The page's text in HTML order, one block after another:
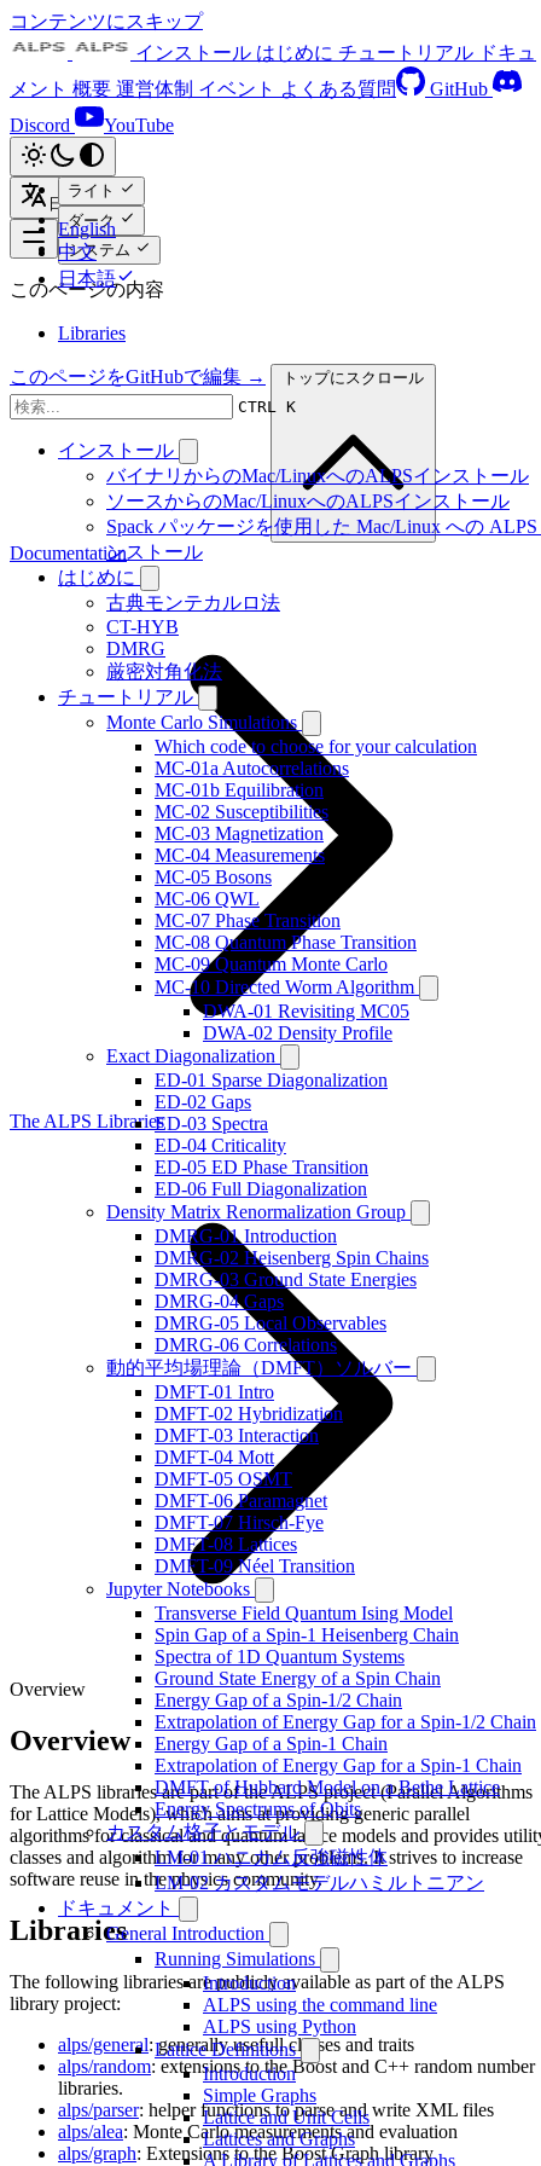
コンテンツにスキップ
インストール はじめに チュートリアル ドキュ
メント 概要 運営体制 イベント よくある質問
GitHub
Discord
YouTube
ライト
ダーク
システム
日本語
English
中文
日本語
CTRL K
インストール
バイナリからのMac/LinuxへのALPSインストール
ソースからのMac/LinuxへのALPSインストール
Spack パッケージを使用した Mac/Linux への
ンストール
はじめに
古典モンテカルロ法
CT-HYB
DMRG
厳密対角化法
チュートリアル
Monte Carlo Simulations
Which code to choose for your calculation
MC-01a Autocorrelations
MC-01b Equilibration
MC-02 Susceptibilities
MC-03 Magnetization
MC-04 Measurements
MC-05 Bosons
MC-06 QWL
MC-07 Phase Transition
MC-08 Quantum Phase Transition
MC-09 Quantum Monte Carlo
MC-10 Directed Worm Algorithm
DWA-01 Revisiting MC05
DWA-02 Density Profile
Exact Diagonalization
ED-01 Sparse Diagonalization
ED-02 Gaps
ED-03 Spectra
ED-04 Criticality
ED-05 ED Phase Transition
ED-06 Full Diagonalization
Density Matrix Renormalization Group
DMRG-01 Introduction
DMRG-02 Heisenberg Spin Chains
DMRG-03 Ground State Energies
DMRG-04 Gaps
DMRG-05 Local Observables
DMRG-06 Correlations
動的平均場理論（DMFT）ソルバー
DMFT-01 Intro
DMFT-02 Hybridization
DMFT-03 Interaction
DMFT-04 Mott
DMFT-05 OSMT
DMFT-06 Paramagnet
DMFT-07 Hirsch-Fye
DMFT-08 Lattices
DMFT-09 Néel Transition
Jupyter Notebooks
Transverse Field Quantum Ising Model
Spin Gap of a Spin-1 Heisenberg Chain
Spectra of 1D Quantum Systems
Ground State Energy of a Spin Chain
Energy Gap of a Spin-1/2 Chain
Extrapolation of Energy Gap for a Spin-1/2 Chain
Energy Gap of a Spin-1 Chain
Extrapolation of Energy Gap for a Spin-1 Chain
DMFT of Hubbard Model on a Bethe Lattice
Energy Spectrums of Qbits
カスタム格子とモデル
LM-01 ハニカム反強磁性体
LM-02 カスタムモデルハミルトニアン
ドキュメント
General Introduction
Running Simulations
Introduction
ALPS using the command line
ALPS using Python
Lattice Definitions
Introduction
Simple Graphs
Lattice and Unit Cells
Lattices and Graphs
A Library of Lattices and Graphs
このページの内容
Libraries
このページをGitHubで編集 → トップにスクロール
Documentation
The ALPS Libraries
Overview
Overview
The ALPS libraries are part of the ALPS project (Parallel Algorithms
for Lattice Models), which aims at providing generic parallel
algorithms for classical and quantum lattice models and provides
classes and algorithm for many other problems. It strives to increase
software reuse in the physics community.
Libraries
The following libraries are publicly available as part of the ALPS
library project:
alps/general: generally usefull classes and traits
alps/random: extensions to the Boost and C++ random number
libraries.
alps/parser: helper functions to parse and write XML files
alps/alea: Monte Carlo measurements and evaluation
alps/graph: Extensions to the Boost Graph library